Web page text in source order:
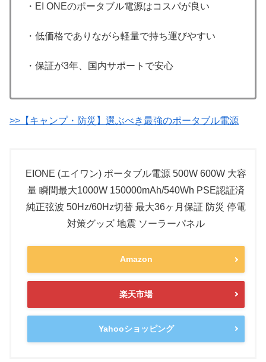
・EI ONEのポータブル電源はコスパが良い
・低価格でありながら軽量で持ち運びやすい
・保証が3年、国内サポートで安心
>>【キャンプ・防災】選ぶべき最強のポータブル電源
EIONE (エイワン) ポータブル電源 500W 600W 大容
量 瞬間最大1000W 150000mAh/540Wh PSE認証済
純正弦波 50Hz/60Hz切替 最大36ヶ月保証 防災 停電
対策グッズ 地震 ソーラーパネル
Amazon
楽天市場
Yahooショッピング